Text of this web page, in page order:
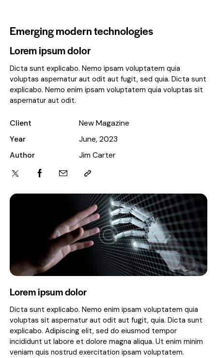
Emerging modern technologies
Lorem ipsum dolor
Dicta sunt explicabo. Nemo enim ipsam voluptatem quia
voluptas sit aspernatur aut odit aut fugit, quia. Dicta sunt
explicabo. Adipiscing elit, sed do eiusmod tempor
incididunt ut labore et dolore magna aliqua. Ut enim minim
veniam quis nostrud exercitation ipsam voluptatem.
Lorem ipsum dolor
Dicta sunt explicabo. Nemo ipsam voluptatem quia
voluptas aspernatur aut odit aut fugit, sed quia. Dicta sunt
explicabo. Nemo enim ipsam voluptatem quia voluptas sit
aspernatur aut odit.
Client
New Magazine
Year
June, 2023
Author
Jim Carter